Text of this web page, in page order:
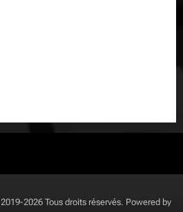
2019-2026 Tous droits réservés. Powered by